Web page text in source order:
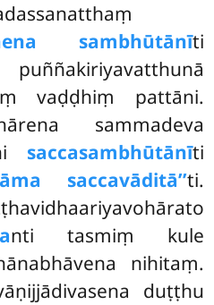
sambhūtānīti
vaḍḍhiṃ pattāni.
sammadeva
saccasambhūtānīti
saccavāditā’’ti.
nti tasmiṃ kule
nihitaṃ.
duṭṭhu